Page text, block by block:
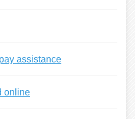
assistance
online